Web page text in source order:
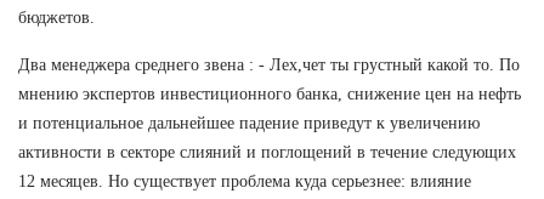
бюджетов.
Два менеджера среднего звена : - Лех,чет ты грустный какой то. По
мнению экспертов инвестиционного банка, снижение цен на нефть
и потенциальное дальнейшее падение приведут к увеличению
активности в секторе слияний и поглощений в течение следующих
12 месяцев. Но существует проблема куда серьезнее: влияние